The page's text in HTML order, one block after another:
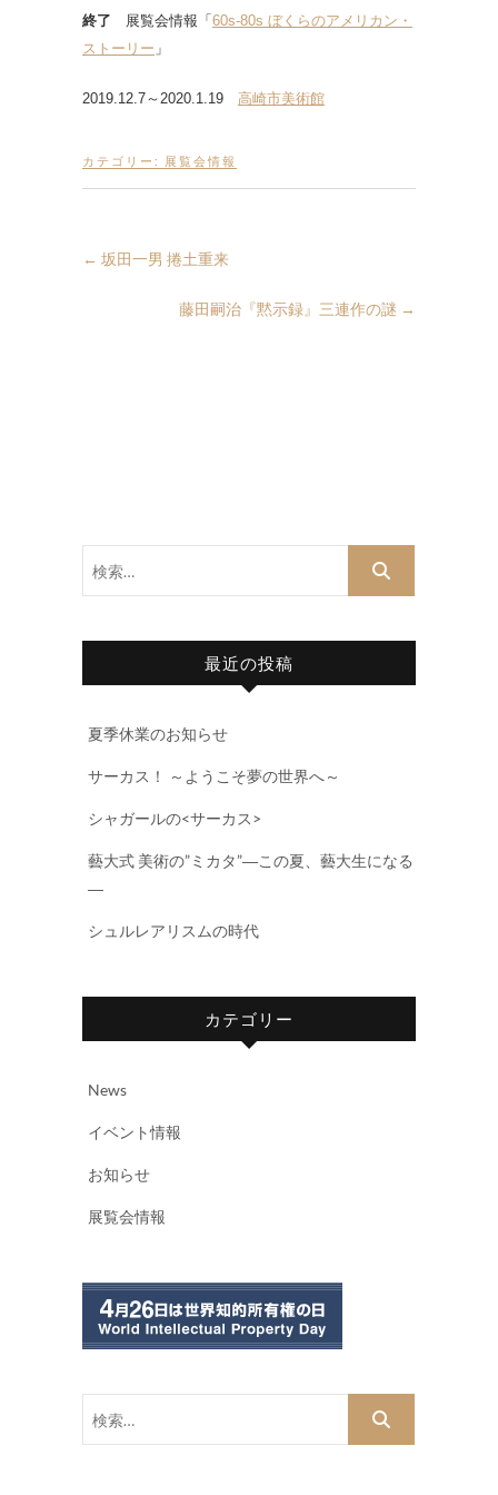
終了 展覧会情報「 60s-80s ぼくらのアメリカン・
ストーリー 」
2019.12.7～2020.1.19 高崎市美術館
カテゴリー: 展覧会情報
← 坂田一男 捲土重来
藤田嗣治『黙示録』三連作の謎 →
最近の投稿
夏季休業のお知らせ
サーカス！ ～ようこそ夢の世界へ～
シャガールの<サーカス>
藝大式 美術の”ミカタ”―この夏、藝大生になる
―
シュルレアリスムの時代
カテゴリー
News
イベント情報
お知らせ
展覧会情報